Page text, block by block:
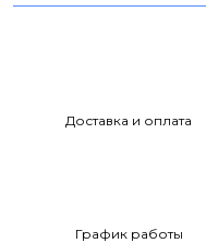
Доставка и оплата
График работы